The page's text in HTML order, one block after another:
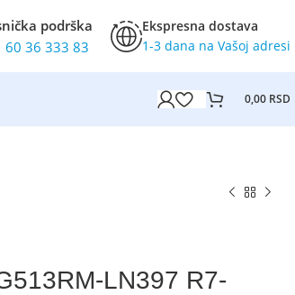
podrška
60 36 333 83
Ekspresna dostava
1-3 dana na Vašoj adresi
0,00 RSD
LN397 R7-